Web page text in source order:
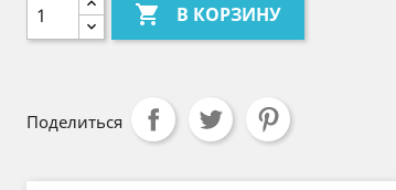
 В КОРЗИНУ
Поделиться